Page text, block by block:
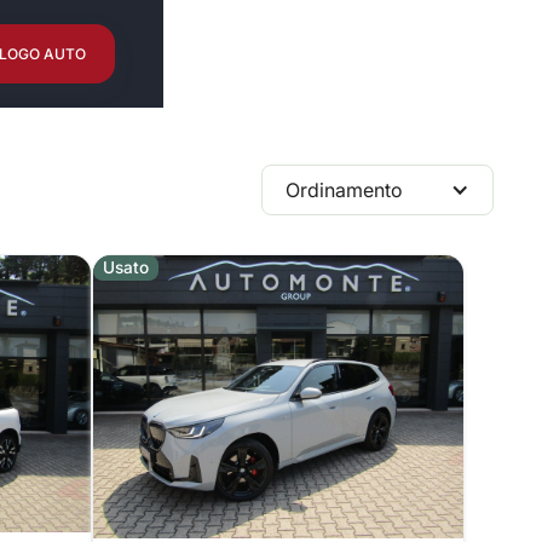
AUTO
Ordinamento
Usato